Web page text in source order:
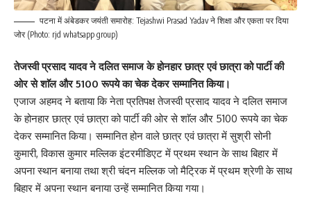
पटना में अंबेडकर जयंती समारोह: Tejashwi Prasad Yadav ने शिक्षा और एकता पर दिया
जोर (Photo: rjd whatsapp group)
तेजस्वी प्रसाद यादव ने दलित समाज के होनहार छात्र एवं छात्रा को पार्टी की
ओर से शाॅल और 5100 रूपये का चेक देकर सम्मानित किया।
एजाज अहमद ने बताया कि नेता प्रतिपक्ष तेजस्वी प्रसाद यादव ने दलित समाज
के होनहार छात्र एवं छात्रा को पार्टी की ओर से शाॅल और 5100 रूपये का चेक
देकर सम्मानित किया। सम्मानित होन वाले छात्र एवं छात्रा में सुश्री सोनी
कुमारी, विकास कुमार मल्लिक इंटरमीडिएट में प्रथम स्थान के साथ बिहार में
अपना स्थान बनाया तथा श्री चंदन मल्लिक जो मैट्रिक में प्रथम श्रेणी के साथ
बिहार में अपना स्थान बनाया उन्हें सम्मानित किया गया।